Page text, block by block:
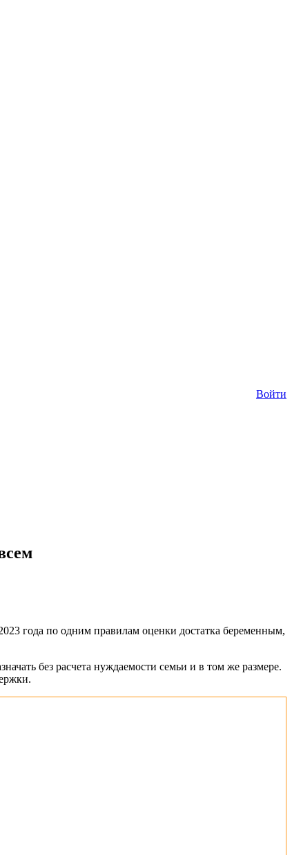
Войти
года по одним правилам оценки достатка беременным,
без расчета нуждаемости семьи и в том же размере.